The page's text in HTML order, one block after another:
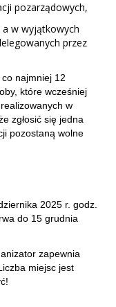
pozarządowych,
a w wyjątkowych
przez
co najmniej 12
które wcześniej
w
zgłosić się jedna
pozostaną wolne
2025 r. godz.
do 15 grudnia
zapewnia
miejsc jest